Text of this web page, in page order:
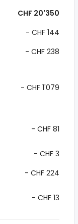
CHF 20'350
- CHF 144
- CHF 238
- CHF 1'079
- CHF 81
- CHF 3
- CHF 224
- CHF 13